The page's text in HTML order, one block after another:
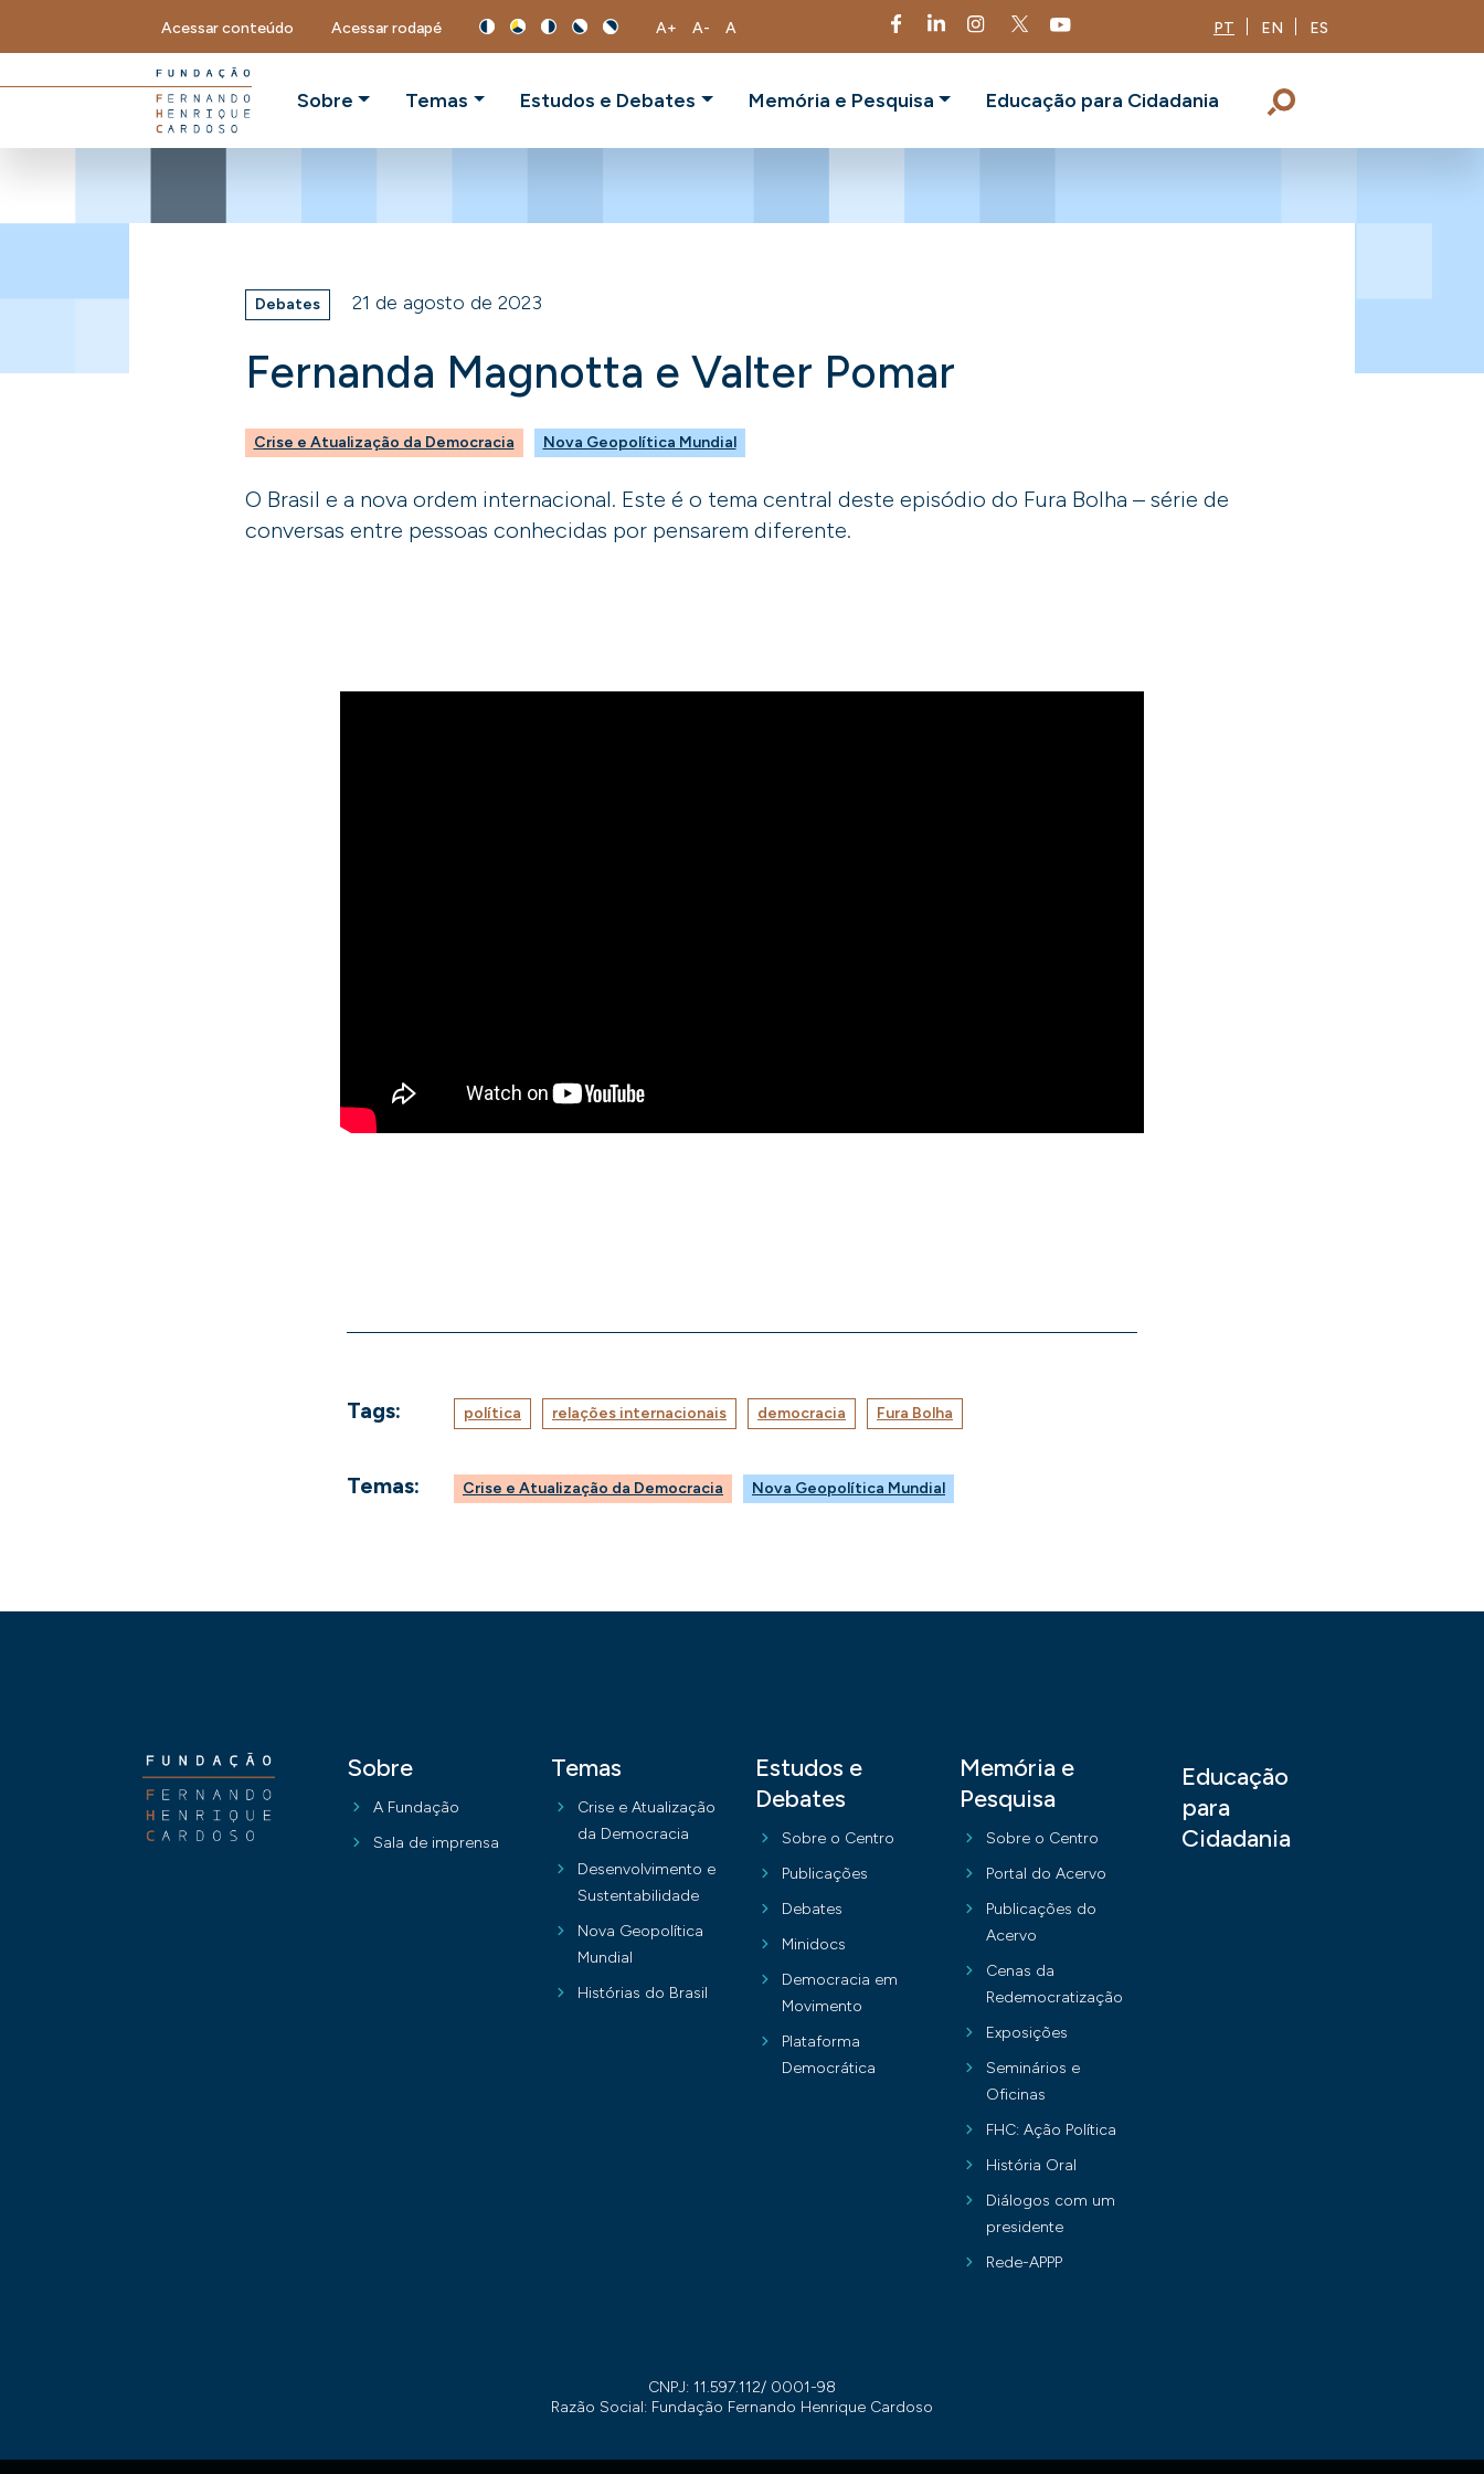
Acessar conteúdo Acessar rodapé A+ A- A PT EN ES
Sobre Temas Estudos e Debates Memória e Pesquisa Educação para Cidadania
Debates 21 de agosto de 2023
Fernanda Magnotta e Valter Pomar
Crise e Atualização da Democracia Nova Geopolítica Mundial
O Brasil e a nova ordem internacional. Este é o tema central deste episódio do Fura Bolha – série de
conversas entre pessoas conhecidas por pensarem diferente.
Tags: política relações internacionais democracia Fura Bolha
Temas: Crise e Atualização da Democracia Nova Geopolítica Mundial
Sobre
A Fundação
Sala de imprensa
Temas
Crise e Atualização
da Democracia
Desenvolvimento e
Sustentabilidade
Nova Geopolítica
Mundial
Histórias do Brasil
Estudos e
Debates
Sobre o Centro
Publicações
Debates
Minidocs
Democracia em
Movimento
Plataforma
Democrática
Memória e
Pesquisa
Sobre o Centro
Portal do Acervo
Publicações do
Acervo
Cenas da
Redemocratização
Exposições
Seminários e
Oficinas
FHC: Ação Política
História Oral
Diálogos com um
presidente
Rede-APPP
Educação
para
Cidadania
CNPJ: 11.597.112/ 0001-98
Razão Social: Fundação Fernando Henrique Cardoso